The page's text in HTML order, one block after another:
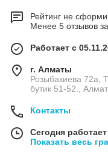
специализацией для
Модернизируя
компания создала
оборудования.
усовершенствованный
представлял собой
эффективную
Произведенная по
использоваться
зарубежные рынки.
фирмы
Рейтинг не
Менее 5 отзывов
Работает с
г. Алматы
Розыбакиева 72а,
бутик 51-52.,
Контакты
Сегодня
Показать весь